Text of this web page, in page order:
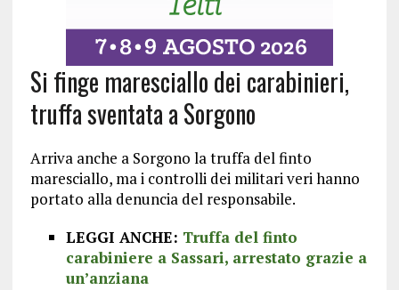
Si finge maresciallo dei carabinieri,
truffa sventata a Sorgono
Arriva anche a Sorgono la truffa del finto
maresciallo, ma i controlli dei militari veri hanno
portato alla denuncia del responsabile.
LEGGI ANCHE: Truffa del finto
carabiniere a Sassari, arrestato grazie a
un’anziana